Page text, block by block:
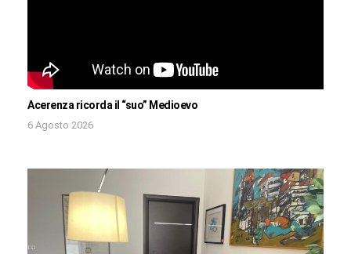
Acerenza ricorda il “suo” Medioevo
6 Agosto 2026